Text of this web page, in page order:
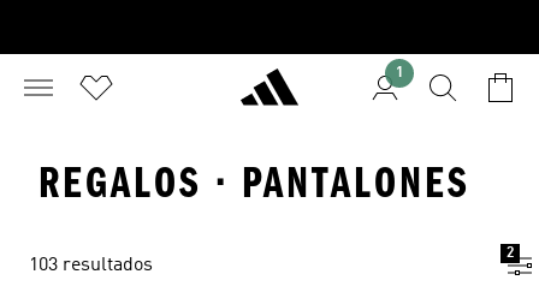
1
REGALOS · PANTALONES
103 resultados
2